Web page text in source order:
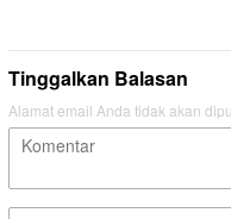
Tinggalkan Balasan
Alamat email Anda tidak akan